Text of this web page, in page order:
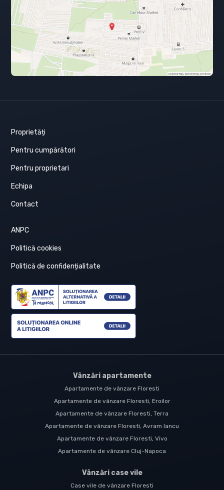
Proprietăți
Pentru cumpărători
Pentru proprietari
Echipa
Contact
ANPC
Politică cookies
Politică de confidențialitate
Vânzări apartamente
Apartamente de vânzare Floresti
Apartamente de vânzare Floresti, Eroilor
Apartamente de vânzare Floresti, Terra
Apartamente de vânzare Floresti, Avram Iancu
Apartamente de vânzare Floresti, Vivo
Apartamente de vânzare Cluj-Napoca
Vânzări case vile
Case vile de vânzare Floresti